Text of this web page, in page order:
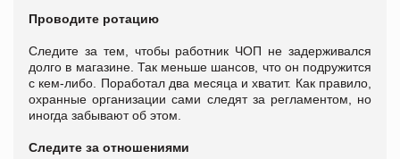
Проводите ротацию
Следите за тем, чтобы работник ЧОП не задерживался
долго в магазине. Так меньше шансов, что он подружится
с кем-либо. Поработал два месяца и хватит. Как правило,
охранные организации сами следят за регламентом, но
иногда забывают об этом.
Следите за отношениями